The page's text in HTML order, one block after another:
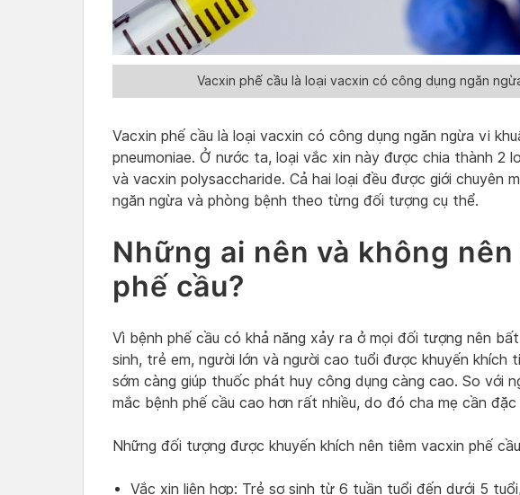
Vacxin phế cầu là loại vacxin có công dụng ngăn
Vacxin phế cầu là loại vacxin có công dụng ngăn ngừa vi
pneumoniae. Ở nước ta, loại vắc xin này được chia thành 2
và vacxin polysaccharide. Cả hai loại đều được giới chuyên
ngăn ngừa và phòng bệnh theo từng đối tượng cụ thể.
Những ai nên và không
phế cầu?
Vì bệnh phế cầu có khả năng xảy ra ở mọi đối tượng nên
sinh, trẻ em, người lớn và người cao tuổi được khuyến khích
sớm càng giúp thuốc phát huy công dụng càng cao. So với
mắc bệnh phế cầu cao hơn rất nhiều, do đó cha mẹ cần
Những đối tượng được khuyến khích nên tiêm vacxin phế
Vắc xin liên hợp: Trẻ sơ sinh từ 6 tuần tuổi đến dưới 5